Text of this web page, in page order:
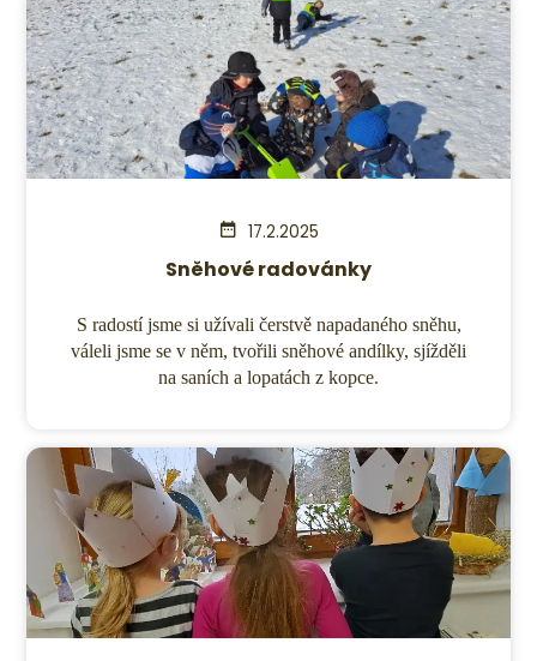
17.2.2025
Sněhové radovánky
S radostí jsme si užívali čerstvě napadaného sněhu,
váleli jsme se v něm, tvořili sněhové andílky, sjížděli
na saních a lopatách z kopce.